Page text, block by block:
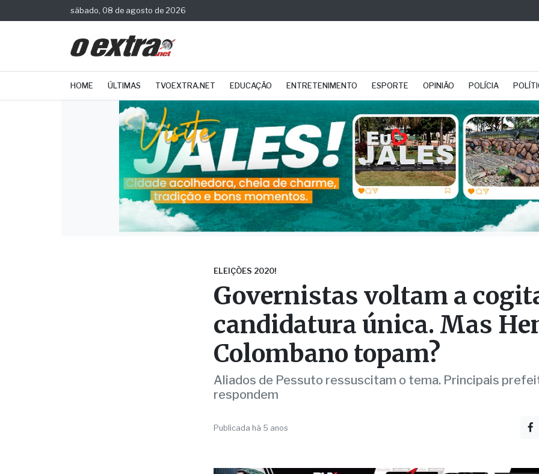
sábado, 08 de agosto de 2026
HOME ÚLTIMAS TVOEXTRA.NET EDUCAÇÃO ENTRETENIMENTO ESPORTE OPINIÃO POLÍCIA
Governistas voltam a
candidatura única. Mas
Colombano topam?
Aliados de Pessuto ressuscitam o tema. Principais
respondem
Publicada há 5 anos